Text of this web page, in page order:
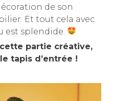
de son
Et tout cela avec
est splendide.
partie créative,
tapis d’entrée !